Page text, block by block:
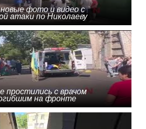
фото и видео с
атаки по Николаеву
простились с врачом
на фронте